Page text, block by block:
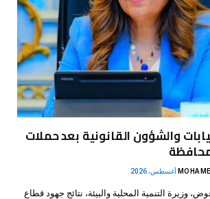
للنيابات والشؤون القانونية بعد حملات
وزيرة التنمية المحلية والبيئة، نتائج جهود قطاع